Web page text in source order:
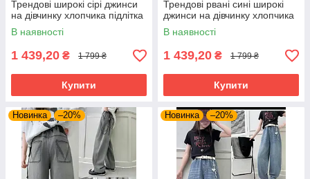
Трендові широкі сірі джинси
на дівчинку хлопчика підлітка
В наявності
1 439,20 ₴ 1 799 ₴
Купити
Трендові рвані сині широкі
джинси на дівчинку хлопчика
В наявності
1 439,20 ₴ 1 799 ₴
Купити
Новинка –20% Новинка –20%